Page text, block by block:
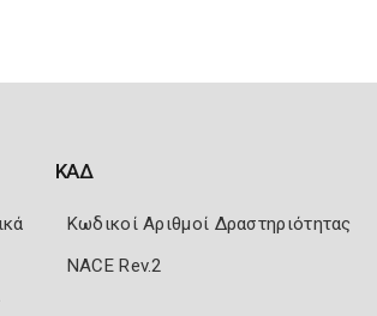
ΚΑΔ
Κωδικοί Αριθμοί Δραστηριότητας
NACE Rev.2